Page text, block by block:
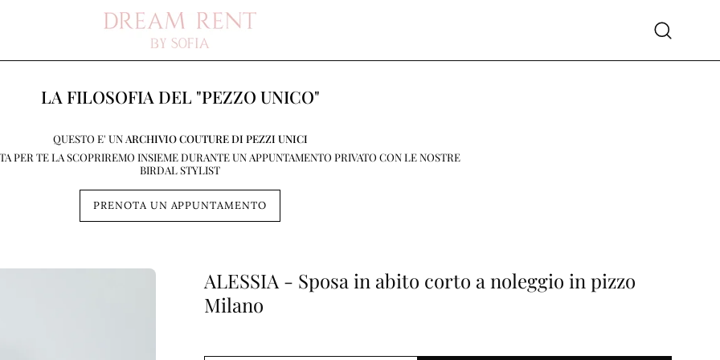
Apri
LA FILOSOFIA DEL "PEZZO UNICO"
QUESTO E' UN ARCHIVIO COUTURE DI PEZZI UNICI
PER TE LA SCOPRIREMO INSIEME DURANTE UN APPUNTAMENTO PRIVATO CON LE NOSTRE
BIRDAL STYLIST
PRENOTA UN APPUNTAMENTO
ALESSIA - Sposa in abito corto a noleggio in pizzo
Milano